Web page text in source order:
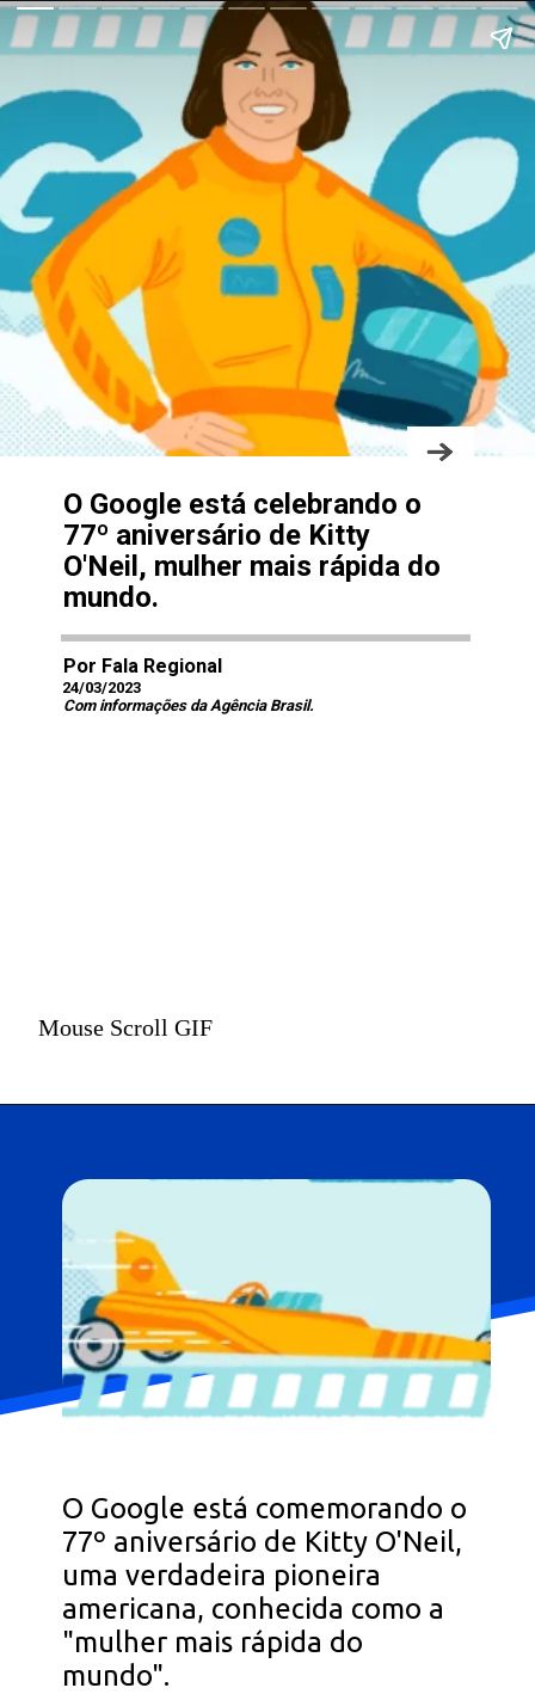
Por Fala Regional
24/03/2023
O Google está celebrando o
77º aniversário de Kitty
O'Neil, mulher mais rápida do
mundo.
Com informações da Agência Brasil.
Mouse Scroll GIF
O Google está comemorando o
77º aniversário de Kitty O'Neil,
uma verdadeira pioneira
americana, conhecida como a
"mulher mais rápida do
mundo".